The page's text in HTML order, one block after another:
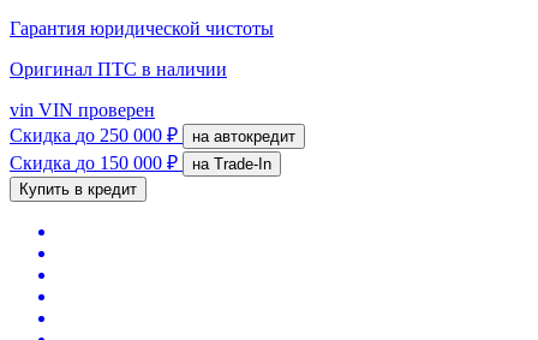
Гарантия юридической чистоты
Оригинал ПТС в наличии
vin VIN проверен
Скидка до 250 000 ₽ на автокредит
Скидка до 150 000 ₽
на Trade-In
Купить в кредит